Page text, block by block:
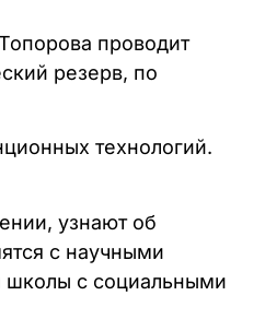
проводит
резерв, по
технологий.
узнают об
с научными
школы с социальными